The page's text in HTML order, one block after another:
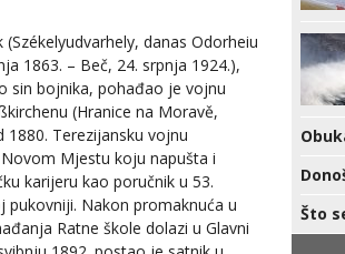
danas Odorheiu
1863. – Beč, 24. srpnja 1924.),
sin bojnika, pohađao je vojnu
(Hranice na Moravě,
1880. Terezijansku vojnu
Mjestu koju napušta i
karijeru kao poručnik u 53.
pukovniji. Nakon promaknuća u
Ratne škole dolazi u Glavni
Što